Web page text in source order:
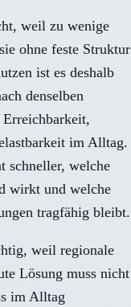
weil zu wenige
ohne feste Struktur
ist es deshalb
denselben
im Alltag.
schneller, welche
wirkt und welche
tragfähig bleibt.
weil regionale
Lösung muss nicht
im Alltag